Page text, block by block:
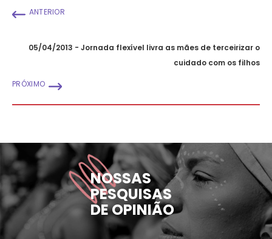
ANTERIOR
05/04/2013 - Jornada flexível livra as mães de terceirizar o
cuidado com os filhos
PRÓXIMO
NOSSAS
PESQUISAS
DE OPINIÃO